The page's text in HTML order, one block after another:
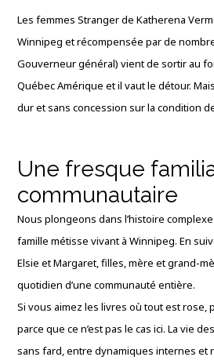
Les femmes Stranger de Katherena
Winnipeg et récompensée par de
Gouverneur général) vient de sortir au
Québec Amérique et il vaut le détour.
dur et sans concession sur la condition
Une fresque
communautaire
Nous plongeons dans l’histoire
famille métisse vivant à Winnipeg. En
Elsie et Margaret, filles, mère et grand-
quotidien d’une communauté entière.
Si vous aimez les livres où tout est rose,
parce que ce n’est pas le cas ici. La vie
sans fard, entre dynamiques internes et